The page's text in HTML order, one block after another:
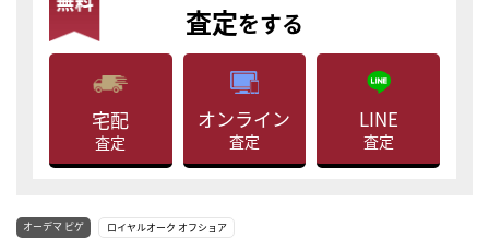
査定をする
宅配
査定
オンライン
査定
LINE
査定
オーデマ ピゲ ロイヤルオーク オフショア